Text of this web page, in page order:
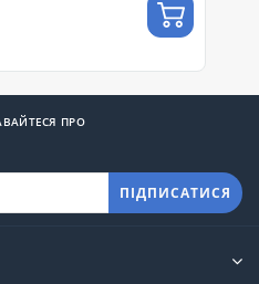
ПРО
ПІДПИСАТИСЯ